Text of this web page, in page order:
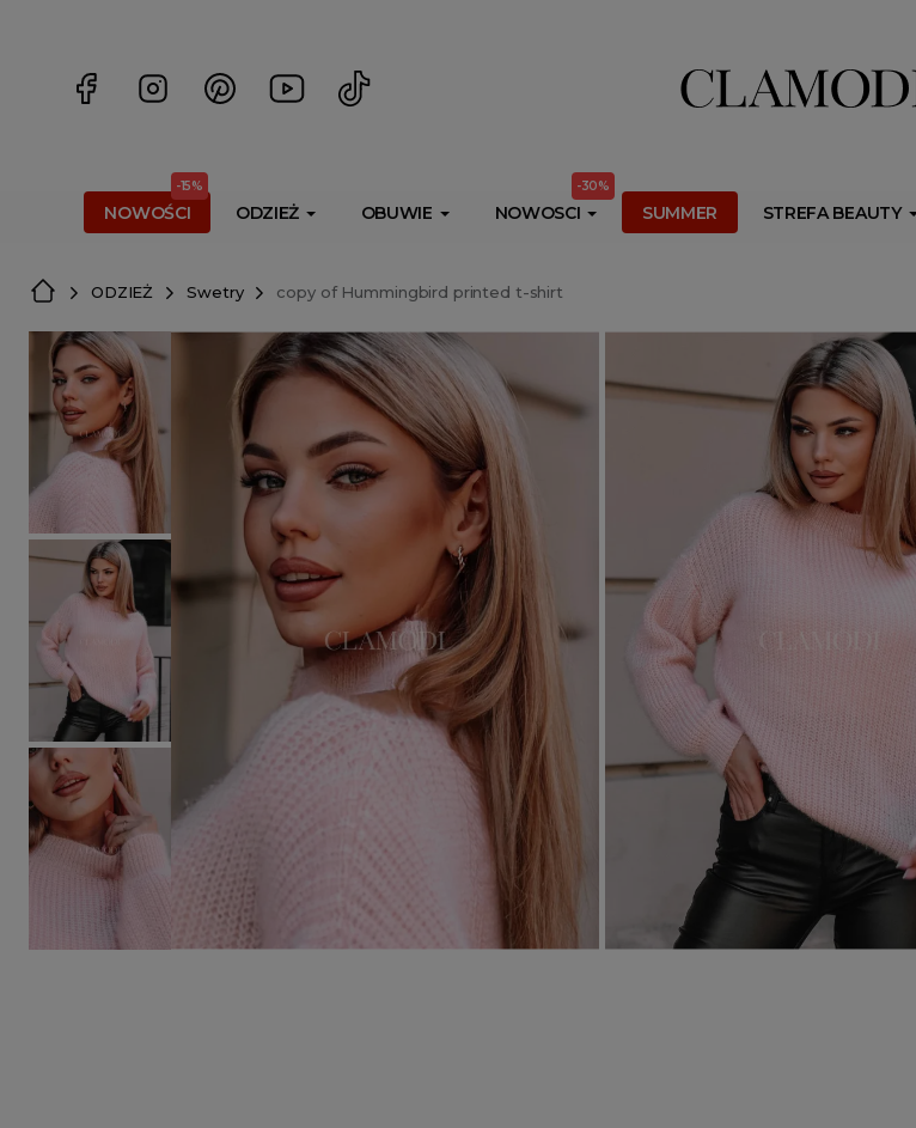
NOWOŚCI
-15%
ODZIEŻ OBUWIE NOWOSCI
-30%
SUMMER STREFA BEAUTY
ODZIEŻ Swetry copy of Hummingbird printed t-shirt